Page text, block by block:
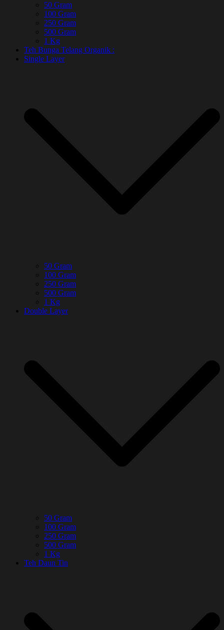
50 Gram
100 Gram
250 Gram
500 Gram
1 Kg
Teh Bunga Telang Organik :
Single Layer
50 Gram
100 Gram
250 Gram
500 Gram
1 Kg
Double Layer
50 Gram
100 Gram
250 Gram
500 Gram
1 Kg
Teh Daun Tin